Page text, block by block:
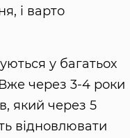
і варто
у багатьох
через 3-4 роки
який через 5
відновлювати